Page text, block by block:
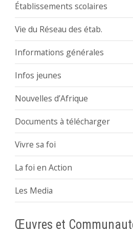
Établissements scolaires
Vie du Réseau des étab.
Informations générales
Infos jeunes
Nouvelles d’Afrique
Documents à télécharger
Vivre sa foi
La foi en Action
Les Media
Œuvres et